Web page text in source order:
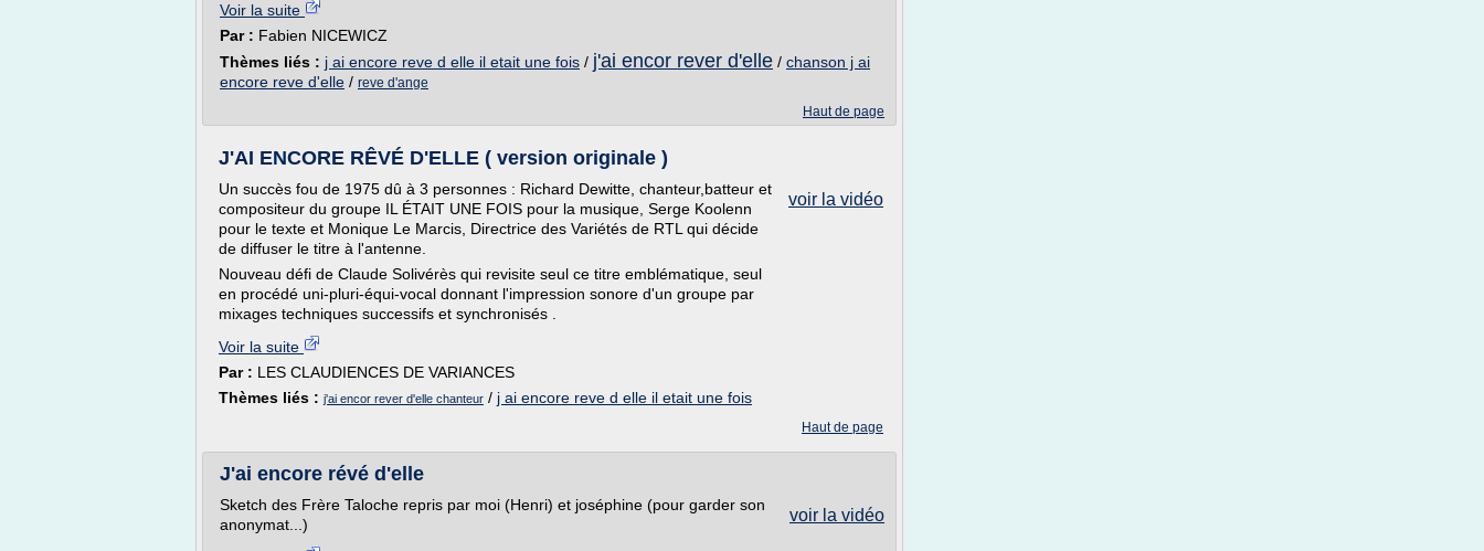
Voir la suite
Par : Fabien NICEWICZ
Thèmes liés : j ai encore reve d elle il etait une fois / j'ai encor rever d'elle / chanson j ai
encore reve d'elle / reve d'ange
Haut de page
J'AI ENCORE RÊVÉ D'ELLE ( version originale )
voir la vidéo
Un succès fou de 1975 dû à 3 personnes : Richard Dewitte, chanteur,batteur et
compositeur du groupe IL ÉTAIT UNE FOIS pour la musique, Serge Koolenn
pour le texte et Monique Le Marcis, Directrice des Variétés de RTL qui décide
de diffuser le titre à l'antenne.
Nouveau défi de Claude Solivérès qui revisite seul ce titre emblématique, seul
en procédé uni-pluri-équi-vocal donnant l'impression sonore d'un groupe par
mixages techniques successifs et synchronisés .
Voir la suite
Par : LES CLAUDIENCES DE VARIANCES
Thèmes liés : j'ai encor rever d'elle chanteur / j ai encore reve d elle il etait une fois
Haut de page
J'ai encore révé d'elle
voir la vidéo
Sketch des Frère Taloche repris par moi (Henri) et joséphine (pour garder son
anonymat...)